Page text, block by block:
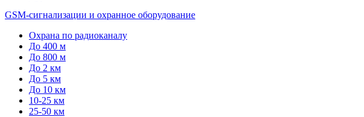
GSM-сигнализации и охранное оборудование
Охрана по радиоканалу
До 400 м
До 800 м
До 2 км
До 5 км
До 10 км
10-25 км
25-50 км